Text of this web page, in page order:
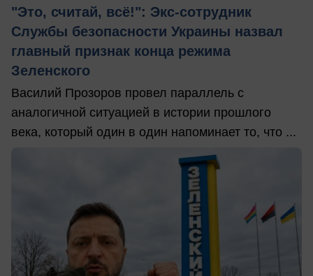
"Это, считай, всё!": Экс-сотрудник
Службы безопасности Украины назвал
главный признак конца режима
Зеленского
Василий Прозоров провел параллель с
аналогичной ситуацией в истории прошлого
века, который один в один напоминает то, что ...